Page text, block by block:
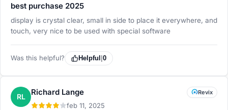
best purchase 2025
display is crystal clear, small in side to place it everywhere, and
touch, very nice to be used with special software
Was this helpful? Helpful 0
RL Richard Lange
feb 11, 2025
Revix